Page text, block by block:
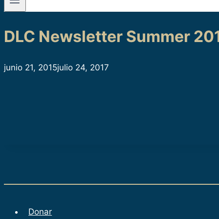
DLC Newsletter Summer
junio 21, 2015julio 24, 2017
Donar